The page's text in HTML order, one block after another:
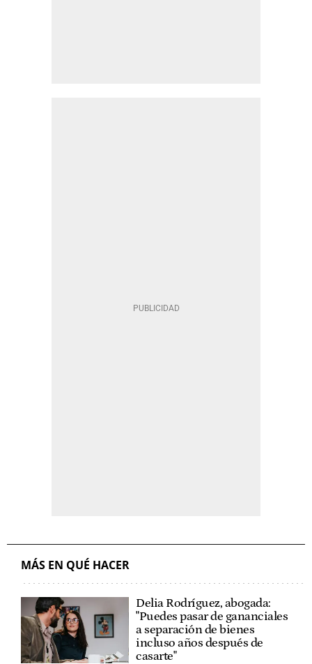
MÁS EN QUÉ HACER
Delia Rodríguez, abogada:
"Puedes pasar de gananciales
a separación de bienes
incluso años después de
casarte"